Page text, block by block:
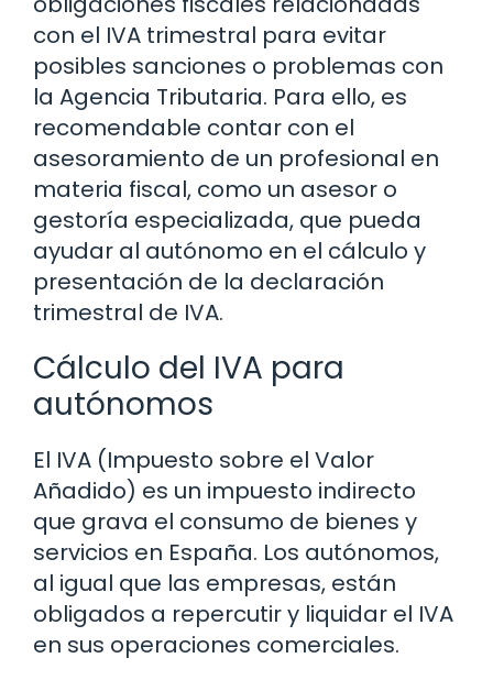
con el IVA trimestral para evitar
posibles sanciones o problemas con
la Agencia Tributaria. Para ello, es
recomendable contar con el
asesoramiento de un profesional en
materia fiscal, como un asesor o
gestoría especializada, que pueda
ayudar al autónomo en el cálculo y
presentación de la declaración
trimestral de IVA.
Cálculo del IVA para
autónomos
El IVA (Impuesto sobre el Valor
Añadido) es un impuesto indirecto
que grava el consumo de bienes y
servicios en España. Los autónomos,
al igual que las empresas, están
obligados a repercutir y liquidar el IVA
en sus operaciones comerciales.